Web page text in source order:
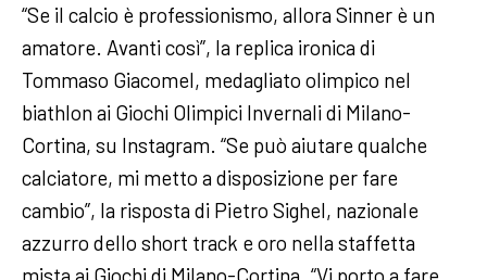
“Se il calcio è professionismo, allora Sinner è un
amatore. Avanti così”, la replica ironica di
Tommaso Giacomel, medagliato olimpico nel
biathlon ai Giochi Olimpici Invernali di Milano-
Cortina, su Instagram. “Se può aiutare qualche
calciatore, mi metto a disposizione per fare
cambio”, la risposta di Pietro Sighel, nazionale
azzurro dello short track e oro nella staffetta
mista ai Giochi di Milano-Cortina. “Vi porto a fare